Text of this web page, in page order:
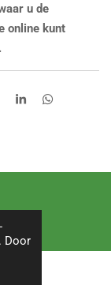
Door
u de
online kunt
S
D